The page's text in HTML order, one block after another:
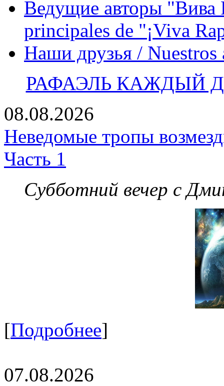
Ведущие авторы "Вива
principales de "¡Viva
Наши друзья / Nuestros
РАФАЭЛЬ КАЖДЫЙ
08.08.2026
Неведомые тропы
Часть 1
Субботний вечер с
[Подробнее]
07.08.2026